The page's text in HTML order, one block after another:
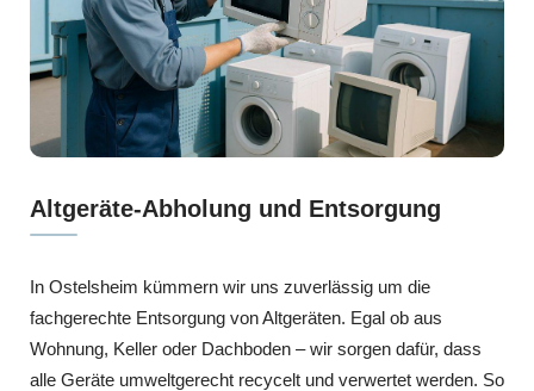
Altgeräte-Abholung und Entsorgung
In Ostelsheim kümmern wir uns zuverlässig um die
fachgerechte Entsorgung von Altgeräten. Egal ob aus
Wohnung, Keller oder Dachboden – wir sorgen dafür, dass
alle Geräte umweltgerecht recycelt und verwertet werden. So